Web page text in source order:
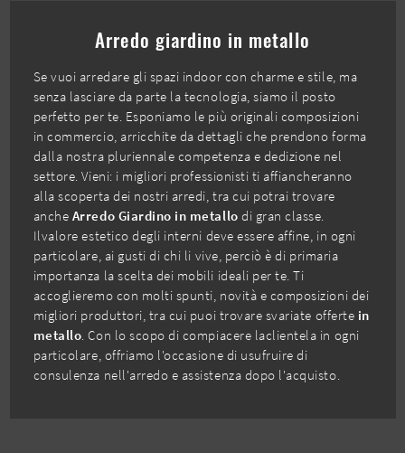
Arredo giardino in metallo
Se vuoi arredare gli spazi indoor con charme e stile, ma
senza lasciare da parte la tecnologia, siamo il posto
perfetto per te. Esponiamo le più originali composizioni
in commercio, arricchite da dettagli che prendono forma
dalla nostra pluriennale competenza e dedizione nel
settore. Vieni: i migliori professionisti ti affiancheranno
alla scoperta dei nostri arredi, tra cui potrai trovare
anche Arredo Giardino in metallo di gran classe.
Ilvalore estetico degli interni deve essere affine, in ogni
particolare, ai gusti di chi li vive, perciò è di primaria
importanza la scelta dei mobili ideali per te. Ti
accoglieremo con molti spunti, novità e composizioni dei
migliori produttori, tra cui puoi trovare svariate offerte in
metallo. Con lo scopo di compiacere laclientela in ogni
particolare, offriamo l'occasione di usufruire di
consulenza nell'arredo e assistenza dopo l'acquisto.